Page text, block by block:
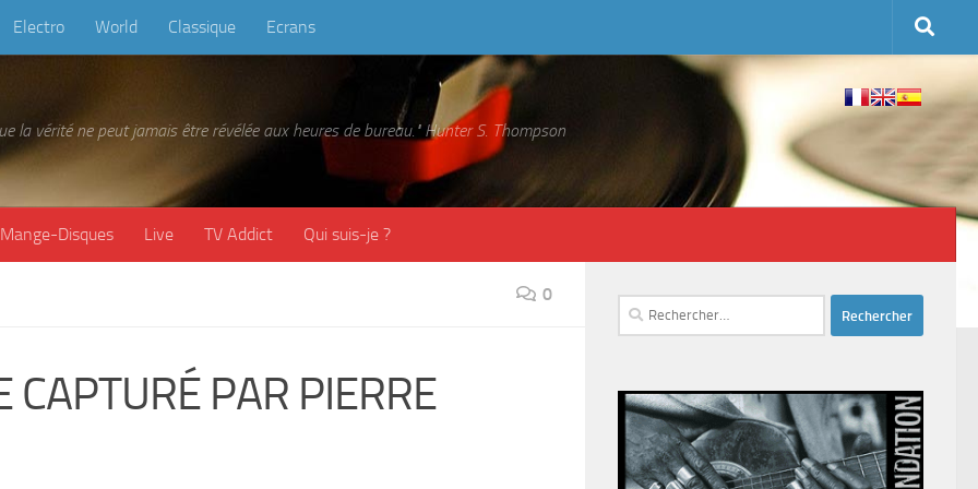
Electro World Classique Ecrans
la vérité ne peut jamais être révélée aux heures de bureau." Hunter S. Thompson
Mange-Disques Live TV Addict Qui suis-je ?
0
CAPTURÉ PAR PIERRE
Rechercher :